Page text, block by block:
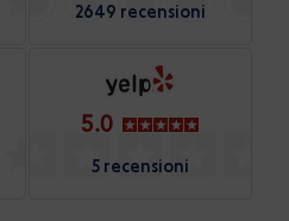
2649 recensioni
5.0
5 recensioni